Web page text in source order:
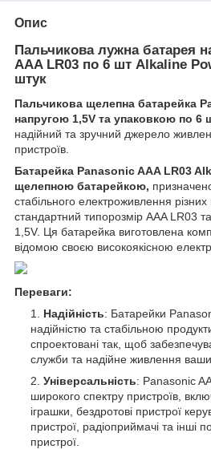
Опис
Пальчикова лужна батарея
AAA LR03 по 6 шт Alkaline
штук
Пальчикова щелепна батарейка
напругою 1,5V та упаковкою по 6
надійний та зручний джерело
пристроїв.
Батарейка Panasonic AAA LR03
щелепною батарейкою,
стабільного електроживлення
стандартний типорозмір AAA LR03
1,5V. Ця батарейка виготовлена
відомою своєю високоякісною
Переваги:
Надійність: Батарейки
надійністю та стабільною
спроектовані так, щоб
служби та надійне живлення
Універсальність: Panasonic
широкого спектру пристроїв,
іграшки, бездротові пристрої
пристрої, радіоприймачі та інші
пристрої.